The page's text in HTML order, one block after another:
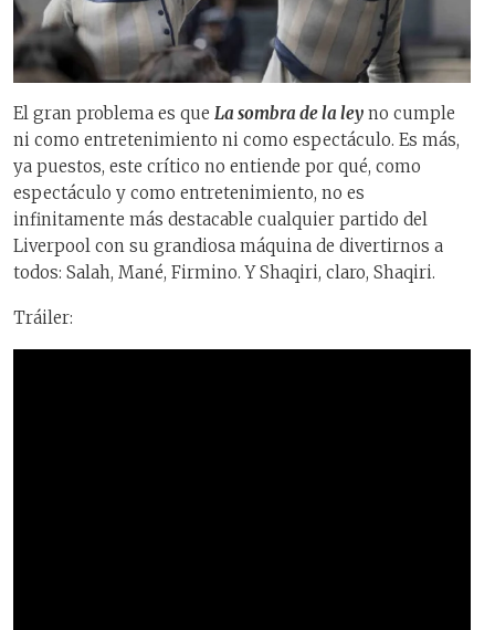
El gran problema es que La sombra de la ley no cumple
ni como entretenimiento ni como espectáculo. Es más,
ya puestos, este crítico no entiende por qué, como
espectáculo y como entretenimiento, no es
infinitamente más destacable cualquier partido del
Liverpool con su grandiosa máquina de divertirnos a
todos: Salah, Mané, Firmino. Y Shaqiri, claro, Shaqiri.
Tráiler: